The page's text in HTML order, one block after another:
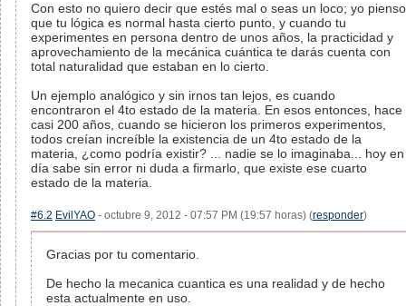
Con esto no quiero decir que estés mal o seas un loco; yo pienso
que tu lógica es normal hasta cierto punto, y cuando tu
experimentes en persona dentro de unos años, la practicidad y
aprovechamiento de la mecánica cuántica te darás cuenta con
total naturalidad que estaban en lo cierto.
Un ejemplo analógico y sin irnos tan lejos, es cuando
encontraron el 4to estado de la materia. En esos entonces, hace
casi 200 años, cuando se hicieron los primeros experimentos,
todos creían increíble la existencia de un 4to estado de la
materia, ¿como podría existir? ... nadie se lo imaginaba... hoy en
día sabe sin error ni duda a firmarlo, que existe ese cuarto
estado de la materia.
#6.2 EvilYAO - octubre 9, 2012 - 07:57 PM (19:57 horas) (responder)
Gracias por tu comentario.
De hecho la mecanica cuantica es una realidad y de hecho
esta actualmente en uso.